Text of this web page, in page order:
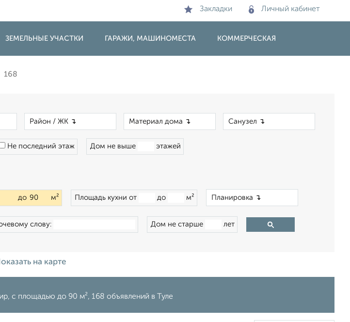
Закладки Личный кабинет
ЗЕМЕЛЬНЫЕ УЧАСТКИ ГАРАЖИ, МАШИНОМЕСТА КОММЕРЧЕСКАЯ
168
Не последний этаж Дом не выше этажей
до м² Площадь кухни от до м²
слову: Дом не старше лет
на карте
c площадью до 90 м², 168 объявлений в Туле